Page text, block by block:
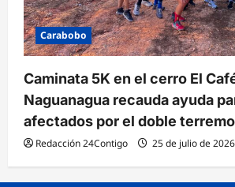
Carabobo
Caminata 5K en el cerro El
Naguanagua recauda ayuda
afectados por el doble
Redacción 24Contigo 25 de julio de 2026